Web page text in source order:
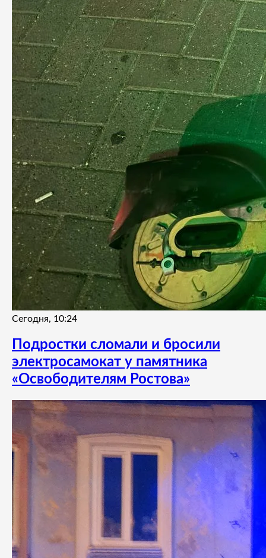
Сегодня, 10:24
Подростки сломали и бросили
электросамокат у памятника
«Освободителям Ростова»